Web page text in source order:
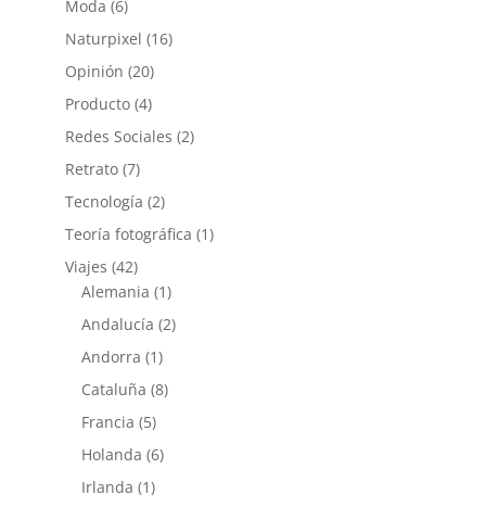
Moda (6)
Naturpixel (16)
Opinión (20)
Producto(4)
Redes Sociales (2)
Retrato(7)
Tecnología (2)
Teoría fotográfica (1)
Viajes (42)
Alemania (1)
Andalucía (2)
Andorra (1)
Cataluña (8)
Francia (5)
Holanda (6)
Irlanda (1)